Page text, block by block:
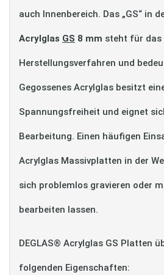
auch Innenbereich. Das „GS“ in
Acrylglas GS 8 mm steht für das
Herstellungsverfahren und
Gegossenes Acrylglas besitzt
Spannungsfreiheit und eignet
Bearbeitung. Einen häufigen
Acrylglas Massivplatten in der
sich problemlos gravieren oder
bearbeiten lassen.
DEGLAS® Acrylglas GS Platten
folgenden Eigenschaften: